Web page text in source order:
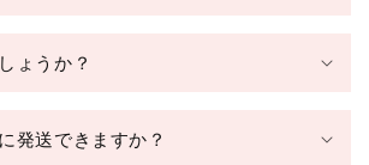
ょうか？
発送できますか？